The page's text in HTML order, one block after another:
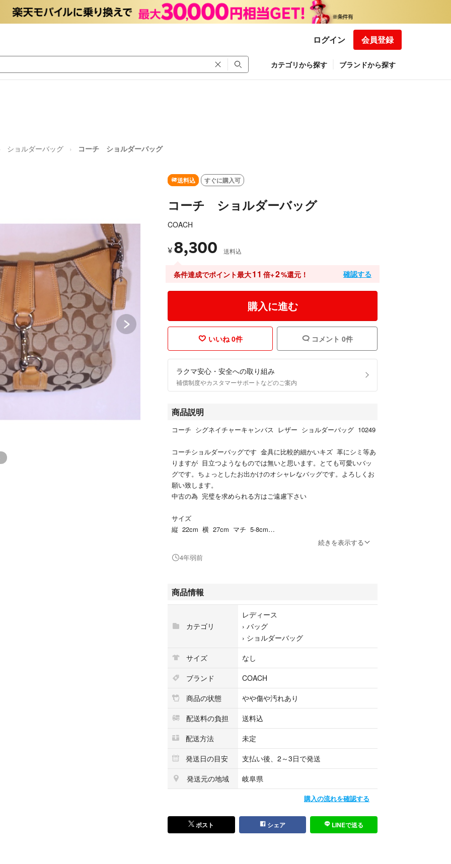
ログイン 会員登録
カテゴリから探す ブランドから探す
ショルダーバッグ コーチ ショルダーバッグ
送料込 すぐに購入可
コーチ ショルダーバッグ
COACH
¥ 8,300 送料込
条件達成でポイント最大11 倍+2%還元！ 確認する
購入に進む
いいね 0件 コメント 0件
ラクマ安心・安全への取り組み
補償制度やカスタマーサポートなどのご案内
商品説明
コーチ シグネイチャーキャンバス レザー ショルダーバッグ 10249
コーチショルダーバッグです 金具に比較的細かいキズ 革にシミ等あ
りますが 目立つようなものでは無いと思います。とても可愛いバッ
グです。ちょっとしたお出かけのオシャレなバッグです。よろしくお
願い致します。
中古の為 完璧を求められる方はご遠慮下さい
サイズ
縦 22cm 横 27cm マチ 5-8cm
多少の誤差はあるかと思いますが ご了承下さい
続きを表示する
4年弱前
商品情報
カテゴリ
レディース
› バッグ
› ショルダーバッグ
サイズ
なし
ブランド
COACH
商品の状態
やや傷や汚れあり
配送料の負担
送料込
配送方法
未定
発送日の目安
支払い後、2～3日で発送
発送元の地域
岐阜県
購入の流れを確認する
ポスト シェア LINEで送る